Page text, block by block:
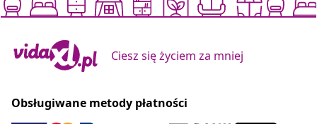
Ciesz się życiem za mniej
Obsługiwane metody płatności